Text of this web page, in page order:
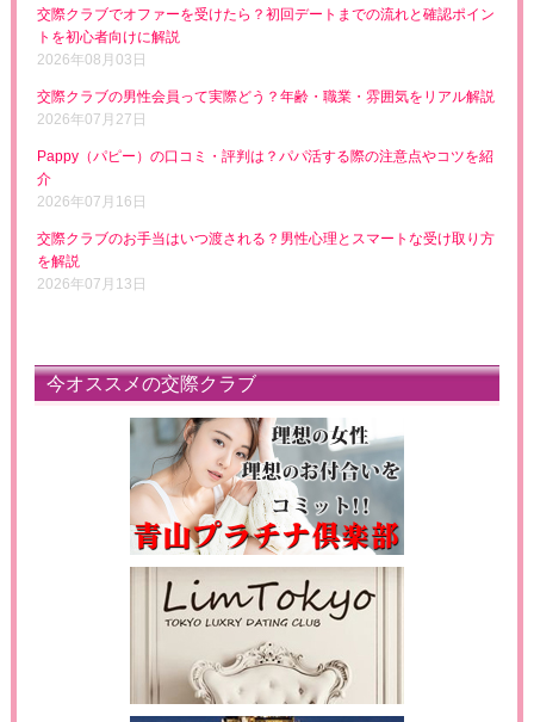
交際クラブでオファーを受けたら？初回デートまでの流れと確認ポイン
トを初心者向けに解説
2026年08月03日
交際クラブの男性会員って実際どう？年齢・職業・雰囲気をリアル解説
2026年07月27日
Pappy（パピー）の口コミ・評判は？パパ活する際の注意点やコツを紹
介
2026年07月16日
交際クラブのお手当はいつ渡される？男性心理とスマートな受け取り方
を解説
2026年07月13日
今オススメの交際クラブ